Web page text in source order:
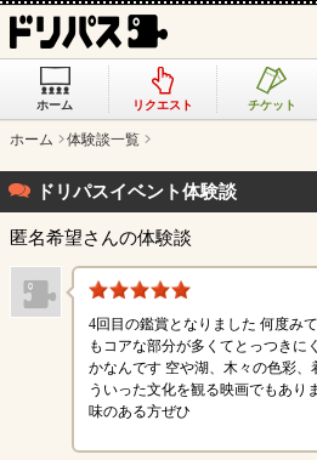
ホーム リクエスト チケット
ホーム 体験談一覧
ドリパスイベント体験談
匿名希望さんの体験談
4回目の鑑賞となりました 何度み
もコアな部分が多くてとっつきに
かなんです 空や湖、木々の色彩
ういった文化を観る映画でもあり
味のある方ぜひ